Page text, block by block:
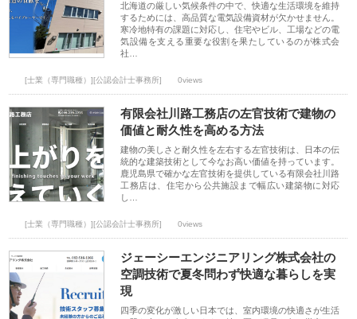
北海道の厳しい気候条件の中で、快適な生活環境を維持
するためには、高品質な電気設備資材が欠かせません。
寒冷地特有の課題に対応し、住宅やビル、工場などの電
気設備を支える重要な役割を果たしているのが株式会
社…
[士業（専門職種）][公認会計士事務所] 0views
有限会社川路工務店の左官技術で建物の
価値と耐久性を高める方法
建物の美しさと耐久性を左右する左官技術は、日本の伝
統的な建築技術として今なお高い価値を持っています。
鹿児島県で確かな左官技術を提供している有限会社川路
工務店は、住宅から公共施設まで幅広い建築物に対応
し…
[士業（専門職種）][公認会計士事務所] 0views
ジェーシーエンジニアリング株式会社の
空調技術で夏冬問わず快適な暮らしを実
現
四季の変化が激しい日本では、室内環境の快適さが生活